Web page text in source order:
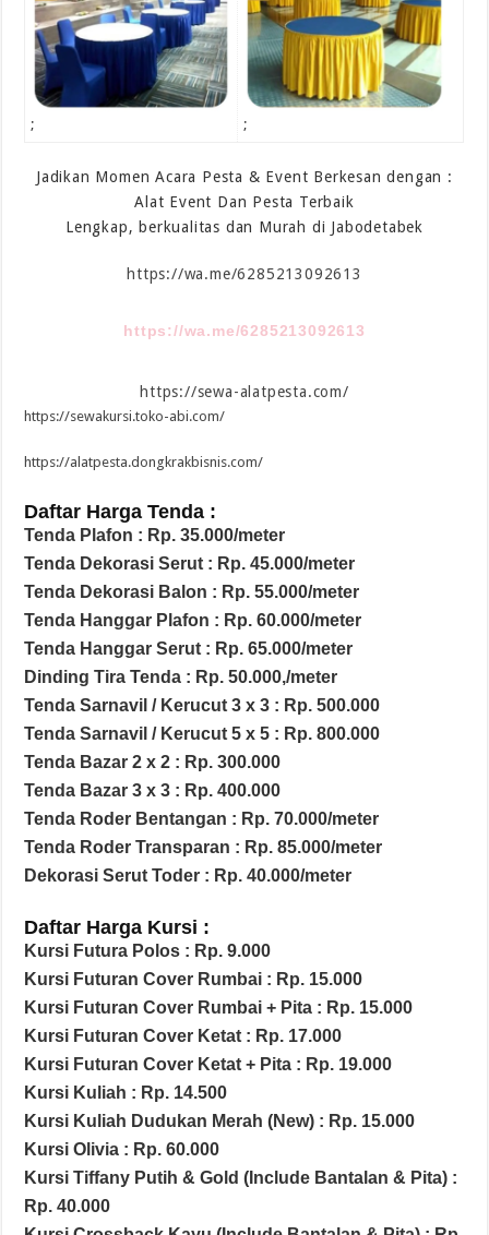
; ;
Jadikan Momen Acara Pesta & Event Berkesan dengan :
Alat Event Dan Pesta Terbaik
Lengkap, berkualitas dan Murah di Jabodetabek
https://wa.me/6285213092613
https://wa.me/6285213092613
https://sewa-alatpesta.com/
https://sewakursi.toko-abi.com/
https://alatpesta.dongkrakbisnis.com/
Daftar Harga Tenda :
Tenda Plafon : Rp. 35.000/meter
Tenda Dekorasi Serut : Rp. 45.000/meter
Tenda Dekorasi Balon : Rp. 55.000/meter
Tenda Hanggar Plafon : Rp. 60.000/meter
Tenda Hanggar Serut : Rp. 65.000/meter
Dinding Tira Tenda : Rp. 50.000,/meter
Tenda Sarnavil / Kerucut 3 x 3 : Rp. 500.000
Tenda Sarnavil / Kerucut 5 x 5 : Rp. 800.000
Tenda Bazar 2 x 2 : Rp. 300.000
Tenda Bazar 3 x 3 : Rp. 400.000
Tenda Roder Bentangan : Rp. 70.000/meter
Tenda Roder Transparan : Rp. 85.000/meter
Dekorasi Serut Toder : Rp. 40.000/meter
Daftar Harga Kursi :
Kursi Futura Polos : Rp. 9.000
Kursi Futuran Cover Rumbai : Rp. 15.000
Kursi Futuran Cover Rumbai + Pita : Rp. 15.000
Kursi Futuran Cover Ketat : Rp. 17.000
Kursi Futuran Cover Ketat + Pita : Rp. 19.000
Kursi Kuliah : Rp. 14.500
Kursi Kuliah Dudukan Merah (New) : Rp. 15.000
Kursi Olivia : Rp. 60.000
Kursi Tiffany Putih & Gold (Include Bantalan & Pita) :
Rp. 40.000